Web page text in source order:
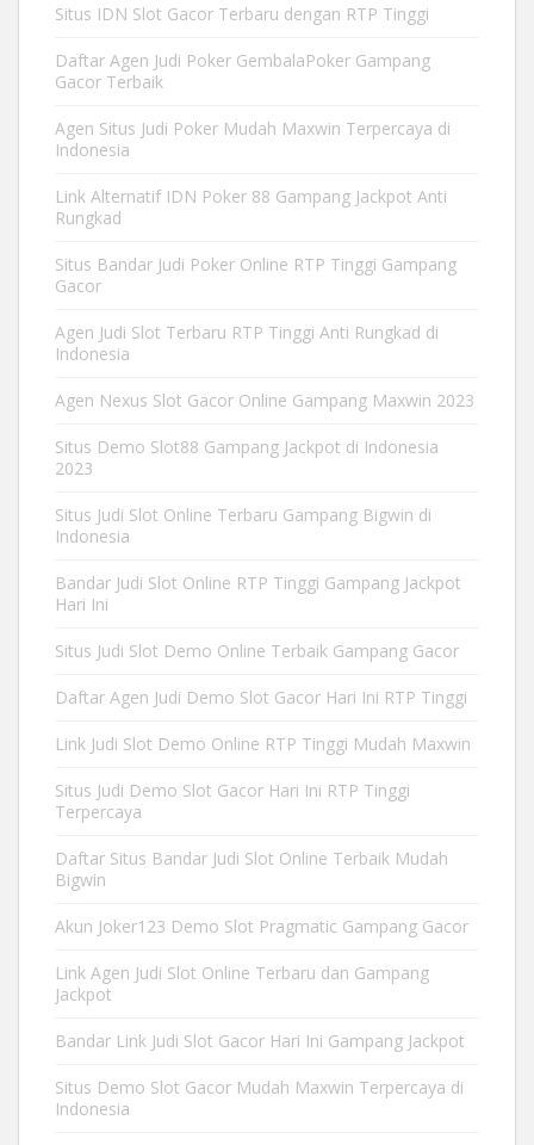
Situs IDN Slot Gacor Terbaru dengan RTP Tinggi
Daftar Agen Judi Poker GembalaPoker Gampang
Gacor Terbaik
Agen Situs Judi Poker Mudah Maxwin Terpercaya di
Indonesia
Link Alternatif IDN Poker 88 Gampang Jackpot Anti
Rungkad
Situs Bandar Judi Poker Online RTP Tinggi Gampang
Gacor
Agen Judi Slot Terbaru RTP Tinggi Anti Rungkad di
Indonesia
Agen Nexus Slot Gacor Online Gampang Maxwin 2023
Situs Demo Slot88 Gampang Jackpot di Indonesia
2023
Situs Judi Slot Online Terbaru Gampang Bigwin di
Indonesia
Bandar Judi Slot Online RTP Tinggi Gampang Jackpot
Hari Ini
Situs Judi Slot Demo Online Terbaik Gampang Gacor
Daftar Agen Judi Demo Slot Gacor Hari Ini RTP Tinggi
Link Judi Slot Demo Online RTP Tinggi Mudah Maxwin
Situs Judi Demo Slot Gacor Hari Ini RTP Tinggi
Terpercaya
Daftar Situs Bandar Judi Slot Online Terbaik Mudah
Bigwin
Akun Joker123 Demo Slot Pragmatic Gampang Gacor
Link Agen Judi Slot Online Terbaru dan Gampang
Jackpot
Bandar Link Judi Slot Gacor Hari Ini Gampang Jackpot
Situs Demo Slot Gacor Mudah Maxwin Terpercaya di
Indonesia